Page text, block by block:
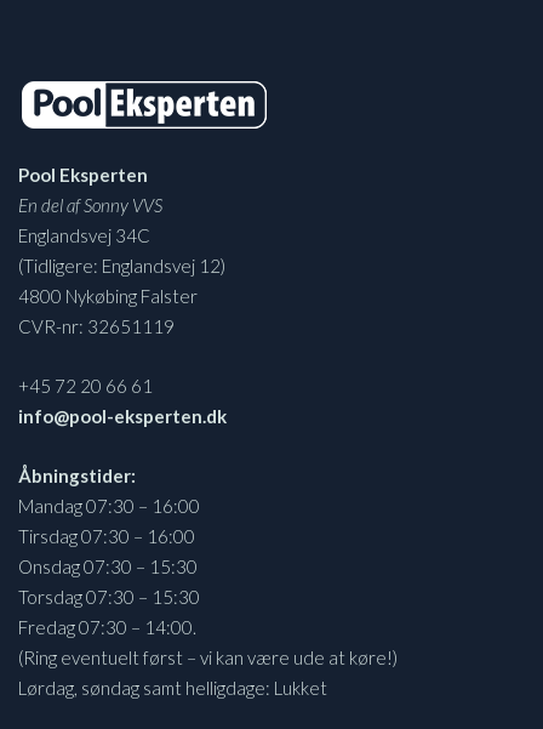
Pool Eksperten
En del af Sonny VVS
Englandsvej 34C
(Tidligere: Englandsvej 12)
4800 Nykøbing Falster
CVR-nr: 32651119
+45 72 20 66 61
info@pool-eksperten.dk
Åbningstider:
Mandag 07:30 – 16:00
Tirsdag 07:30 – 16:00
Onsdag 07:30 – 15:30
Torsdag 07:30 – 15:30
Fredag 07:30 – 14:00.
(Ring eventuelt først – vi kan være ude at køre!)
Lørdag, søndag samt helligdage: Lukket